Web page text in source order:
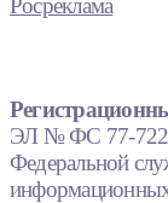
Росреклама
ЭЛ № ФС 77-
Федеральной